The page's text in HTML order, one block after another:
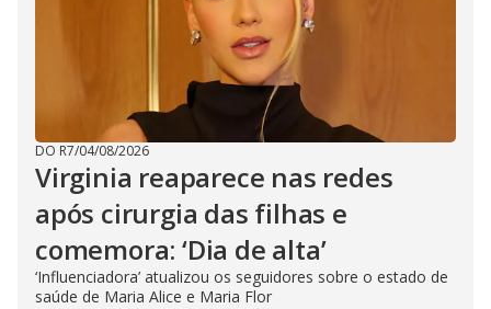
DO R7/04/08/2026
Virginia reaparece nas redes
após cirurgia das filhas e
comemora: ‘Dia de alta’
‘Influenciadora’ atualizou os seguidores sobre o estado de
saúde de Maria Alice e Maria Flor